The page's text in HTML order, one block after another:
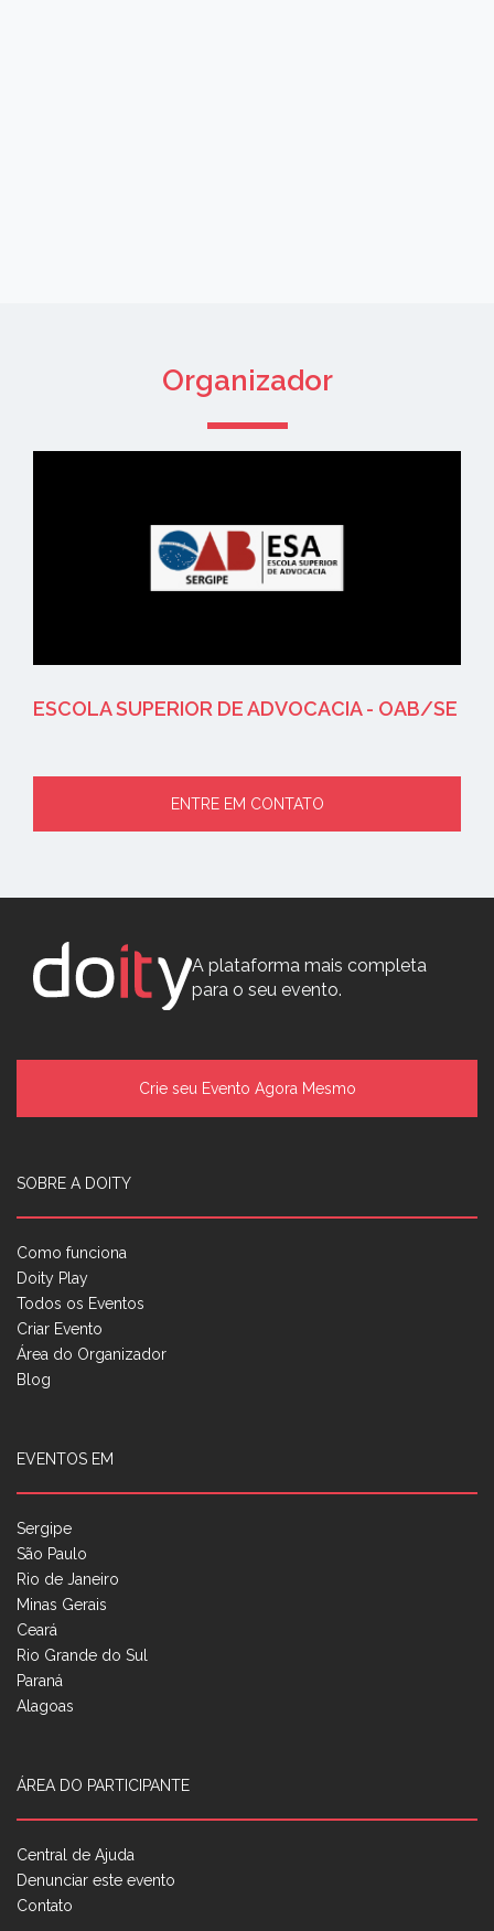
Organizador
ESCOLA SUPERIOR DE ADVOCACIA - OAB/SE
ENTRE EM CONTATO
A plataforma mais completa
para o seu evento.
Crie seu Evento Agora Mesmo
SOBRE A DOITY
Como funciona
Doity Play
Todos os Eventos
Criar Evento
Área do Organizador
Blog
EVENTOS EM
Sergipe
São Paulo
Rio de Janeiro
Minas Gerais
Ceará
Rio Grande do Sul
Paraná
Alagoas
ÁREA DO PARTICIPANTE
Central de Ajuda
Denunciar este evento
Contato